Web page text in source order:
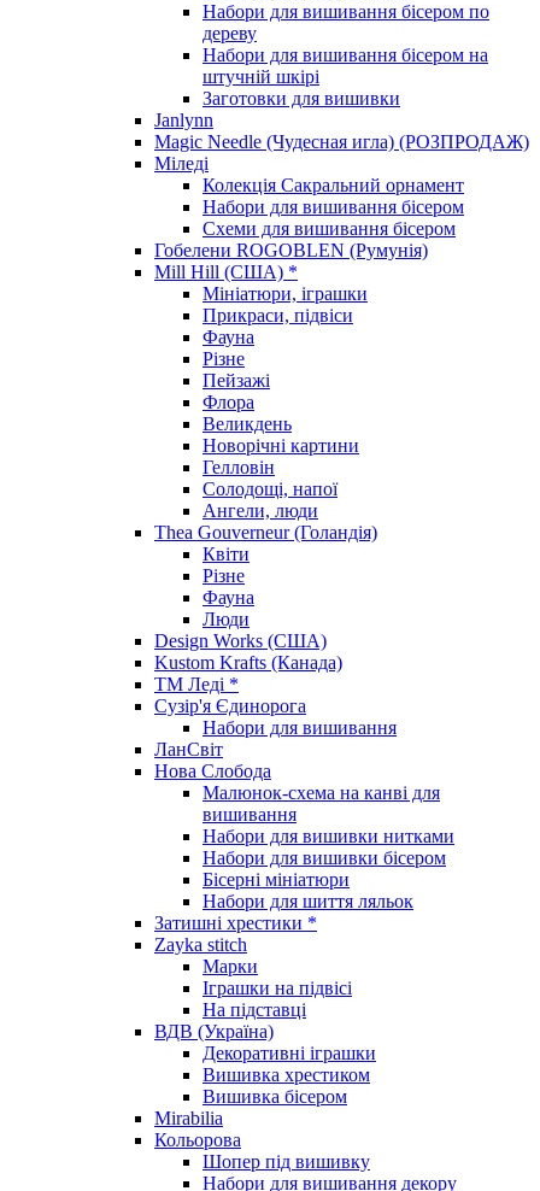
Набори для вишивання бісером по
дереву
Набори для вишивання бісером на
штучній шкірі
Заготовки для вишивки
Janlynn
Magic Needle (Чудесная игла) (РОЗПРОДАЖ)
Міледі
Колекція Сакральний орнамент
Набори для вишивання бісером
Схеми для вишивання бісером
Гобелени ROGOBLEN (Румунія)
Mill Hill (США) *
Мініатюри, іграшки
Прикраси, підвіси
Фауна
Різне
Пейзажі
Флора
Великдень
Новорічні картини
Гелловін
Солодощі, напої
Ангели, люди
Thea Gouverneur (Голандія)
Квіти
Різне
Фауна
Люди
Design Works (США)
Kustom Krafts (Канада)
ТМ Леді *
Сузір'я Єдинорога
Набори для вишивання
ЛанСвіт
Нова Слобода
Малюнок-схема на канві для
вишивання
Набори для вишивки нитками
Набори для вишивки бісером
Бісерні мініатюри
Набори для шиття ляльок
Затишні хрестики *
Zayka stitch
Марки
Іграшки на підвісі
На підставці
ВДВ (Україна)
Декоративні іграшки
Вишивка хрестиком
Вишивка бісером
Mirabilia
Кольорова
Шопер під вишивку
Набори для вишивання декору